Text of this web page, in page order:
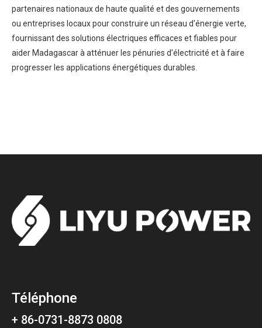
partenaires nationaux de haute qualité et des gouvernements
ou entreprises locaux pour construire un réseau d'énergie verte,
fournissant des solutions électriques efficaces et fiables pour
aider Madagascar à atténuer les pénuries d'électricité et à faire
progresser les applications énergétiques durables.
Téléphone
+ 86-0731-8873 0808